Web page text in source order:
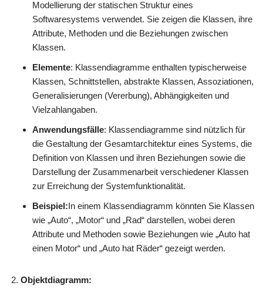
Modellierung der statischen Struktur eines
Softwaresystems verwendet. Sie zeigen die Klassen, ihre
Attribute, Methoden und die Beziehungen zwischen
Klassen.
Elemente: Klassendiagramme enthalten typischerweise
Klassen, Schnittstellen, abstrakte Klassen, Assoziationen,
Generalisierungen (Vererbung), Abhängigkeiten und
Vielzahlangaben.
Anwendungsfälle: Klassendiagramme sind nützlich für
die Gestaltung der Gesamtarchitektur eines Systems, die
Definition von Klassen und ihren Beziehungen sowie die
Darstellung der Zusammenarbeit verschiedener Klassen
zur Erreichung der Systemfunktionalität.
Beispiel:In einem Klassendiagramm könnten Sie Klassen
wie „Auto“, „Motor“ und „Rad“ darstellen, wobei deren
Attribute und Methoden sowie Beziehungen wie „Auto hat
einen Motor“ und „Auto hat Räder“ gezeigt werden.
Objektdiagramm: